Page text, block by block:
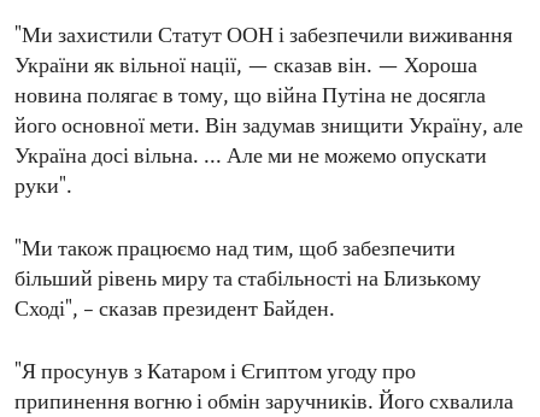
"Ми захистили Статут ООН і забезпечили виживання
України як вільної нації, — сказав він. — Хороша
новина полягає в тому, що війна Путіна не досягла
його основної мети. Він задумав знищити Україну, але
Україна досі вільна. ... Але ми не можемо опускати
руки".
"Ми також працюємо над тим, щоб забезпечити
більший рівень миру та стабільності на Близькому
Сході", – сказав президент Байден.
"Я просунув з Катаром і Єгиптом угоду про
припинення вогню і обмін заручників. Його схвалила